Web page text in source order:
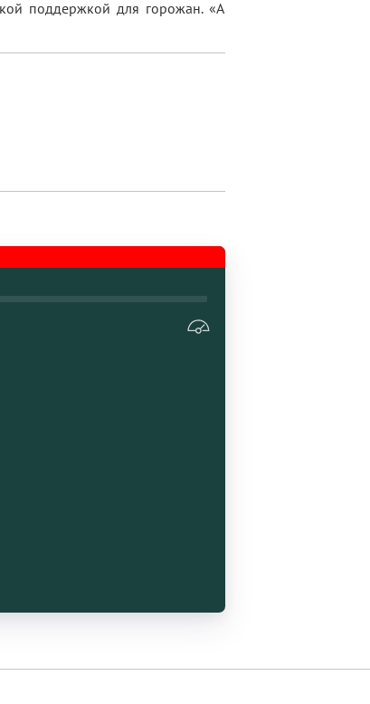
поддержкой для горожан. «А